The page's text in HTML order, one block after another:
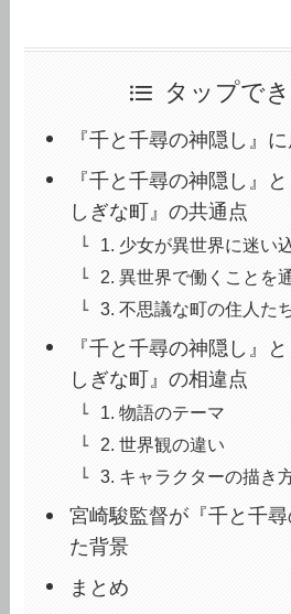
タップで
『千と千尋の神隠し』
『千と千尋の神隠し』
しぎな町』の共通点
1. 少女が異世界に迷い
2. 異世界で働くことを
3. 不思議な町の住人た
『千と千尋の神隠し』
しぎな町』の相違点
1. 物語のテーマ
2. 世界観の違い
3. キャラクターの描き
宮崎駿監督が『千と千
た背景
まとめ